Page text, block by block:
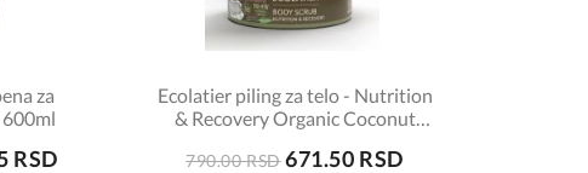
za
RSD
Ecolatier piling za telo - Nutrition
& Recovery Organic Coconut
790.00 RSD 671.50 RSD